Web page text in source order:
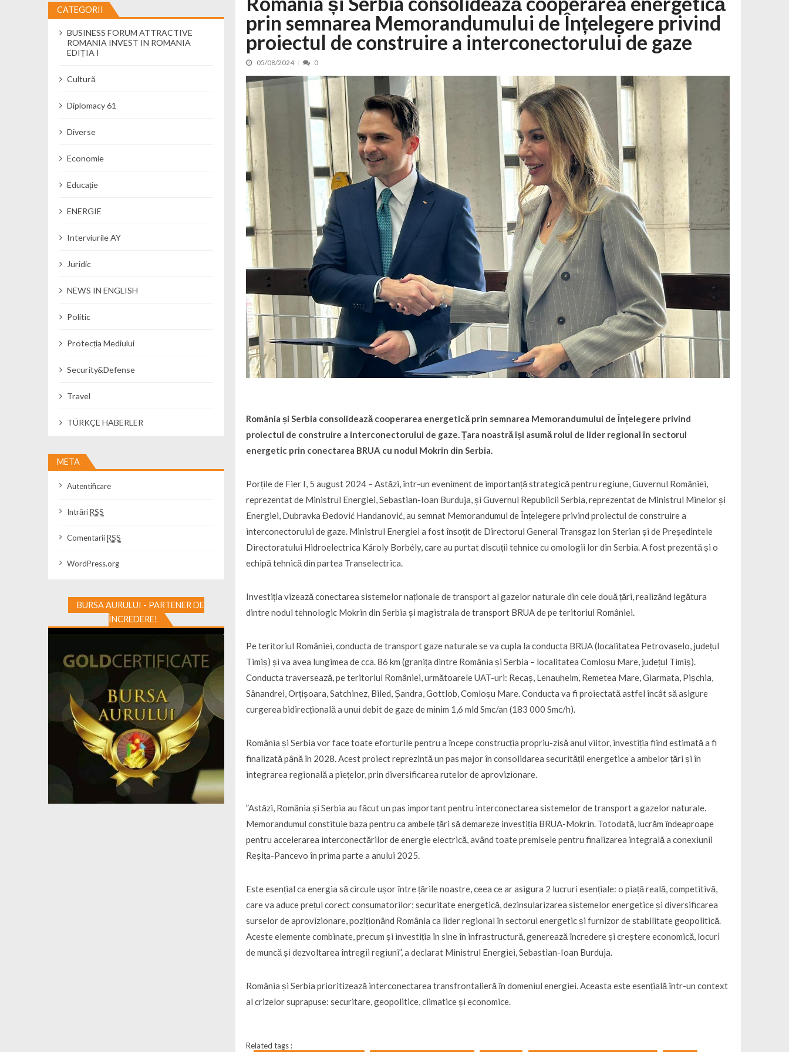
Cseke Attila: Am creat, până în prezent, peste 5.000 de noi locuri în creșe...
Încă o creșă modernă pentru Alba: 40 de locuri noi la Zlatna prin Programul... 15/07/2026
Ministerul Mediului derulează dezbaterea publică pentru proiectul de lege care... 15/07/2026
Ministerul Apărării Naționale participă la efortul național pentru protejar... 04/08/2026
Dobânzi de pânã la 7,50% la ediția FIDELIS din luna august 04/08/2026
MMAP pune în consultare publică proiectul Catalogului național al zonelor pri... 04/08/2026
prin semnarea Memorandumului de Înțelegere privind
proiectul de construire a interconectorului de gaze
05/08/2024 0
România și Serbia consolidează cooperarea energetică prin semnarea Memorandumului de Înțelegere privind
proiectul de construire a interconectorului de gaze. Țara noastră își asumă rolul de lider regional în sectorul
energetic prin conectarea BRUA cu nodul Mokrin din Serbia.
Porțile de Fier I, 5 august 2024 – Astăzi, într-un eveniment de importanță strategică pentru regiune, Guvernul României,
reprezentat de Ministrul Energiei, Sebastian-Ioan Burduja, și Guvernul Republicii Serbia, reprezentat de Ministrul Minelor și
Energiei, Dubravka Đedović Handanović, au semnat Memorandumul de Înțelegere privind proiectul de construire a
interconectorului de gaze. Ministrul Energiei a fost însoțit de Directorul General Transgaz Ion Sterian și de Președintele
Directoratului Hidroelectrica Károly Borbély, care au purtat discuții tehnice cu omologii lor din Serbia. A fost prezentă și o
echipă tehnică din partea Transelectrica.
Investiția vizează conectarea sistemelor naționale de transport al gazelor naturale din cele două țări, realizând legătura
dintre nodul tehnologic Mokrin din Serbia și magistrala de transport BRUA de pe teritoriul României.
Pe teritoriul României, conducta de transport gaze naturale se va cupla la conducta BRUA (localitatea Petrovaselo, județul
Timiș) și va avea lungimea de cca. 86 km (granița dintre România și Serbia – localitatea Comloșu Mare, județul Timiș).
Conducta traversează, pe teritoriul României, următoarele UAT-uri: Recaș, Lenauheim, Remetea Mare, Giarmata, Pișchia,
Sânandrei, Orțișoara, Satchinez, Biled, Șandra, Gottlob, Comloșu Mare. Conducta va fi proiectată astfel încât să asigure
curgerea bidirecțională a unui debit de gaze de minim 1,6 mld Smc/an (183 000 Smc/h).
România și Serbia vor face toate eforturile pentru a începe construcția propriu-zisă anul viitor, investiția fiind estimată a fi
finalizată până în 2028. Acest proiect reprezintă un pas major în consolidarea securității energetice a ambelor țări și în
integrarea regională a piețelor, prin diversificarea rutelor de aprovizionare.
”Astăzi, România și Serbia au făcut un pas important pentru interconectarea sistemelor de transport a gazelor naturale.
Memorandumul constituie baza pentru ca ambele țări să demareze investiția BRUA-Mokrin. Totodată, lucrăm îndeaproape
pentru accelerarea interconectărilor de energie electrică, având toate premisele pentru finalizarea integrală a conexiunii
Reșița-Pancevo în prima parte a anului 2025.
Este esențial ca energia să circule ușor între țările noastre, ceea ce ar asigura 2 lucruri esențiale: o piață reală, competitivă,
care va aduce prețul corect consumatorilor; securitate energetică, dezinsularizarea sistemelor energetice și diversificarea
surselor de aprovizionare, poziționând România ca lider regional în sectorul energetic și furnizor de stabilitate geopolitică.
Aceste elemente combinate, precum și investiția în sine în infrastructură, generează încredere și creștere economică, locuri
de muncă și dezvoltarea întregii regiuni”, a declarat Ministrul Energiei, Sebastian-Ioan Burduja.
România și Serbia prioritizează interconectarea transfrontalieră în domeniul energiei. Aceasta este esențială într-un context
al crizelor suprapuse: securitare, geopolitice, climatice și economice.
Related tags :
CATEGORII
BUSINESS FORUM ATTRACTIVE
ROMANIA INVEST IN ROMANIA
EDIȚIA I
Cultură
Diplomacy 61
Diverse
Economie
Educație
ENERGIE
Interviurile AY
Juridic
NEWS IN ENGLISH
Politic
Protecția Mediului
Security&Defense
Travel
TÜRKÇE HABERLER
META
Autentificare
IntrăriRSS
ComentariiRSS
WordPress.org
BURSA AURULUI - PARTENER DE
ÎNCREDERE!